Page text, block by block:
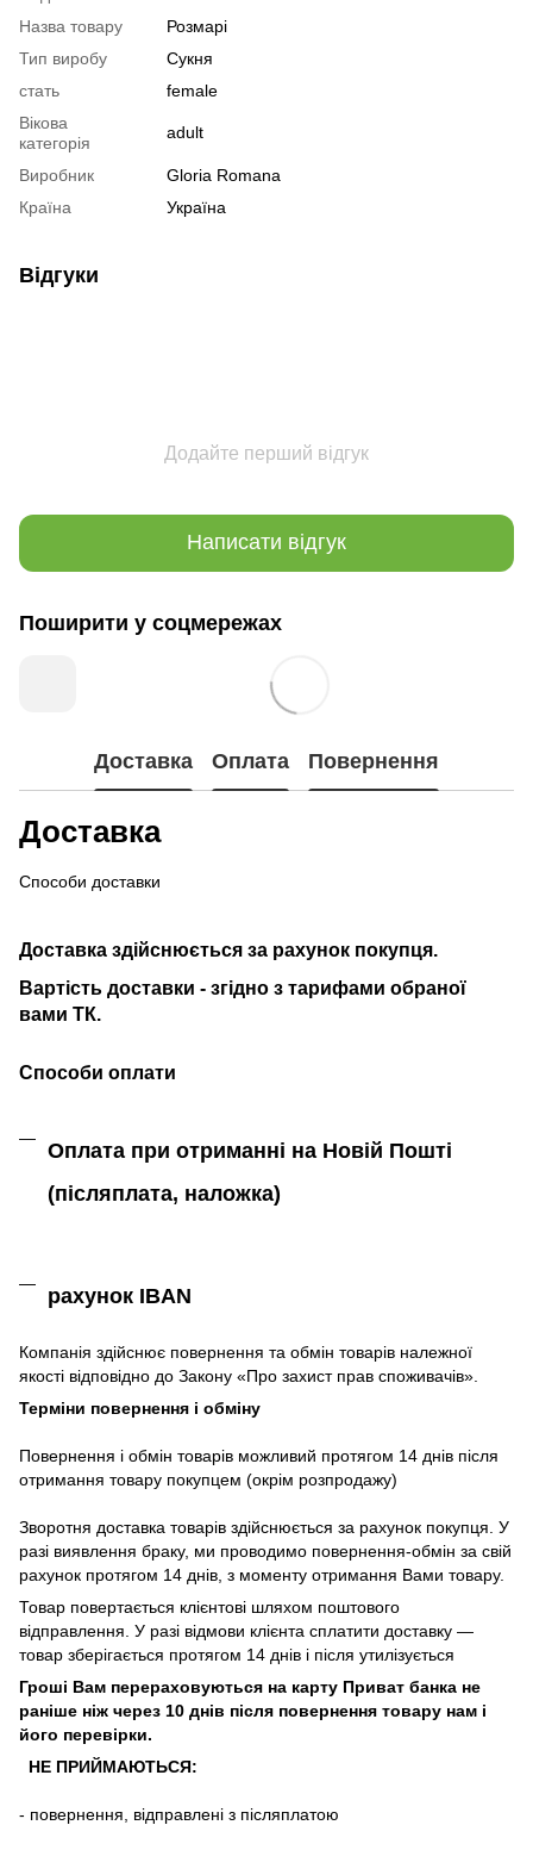
Назва товару
Розмарі
Тип виробу
Сукня
стать
female
Вікова
категорія
adult
Виробник
Gloria Romana
Країна
Україна
Відгуки
Додайте перший відгук
Написати відгук
Поширити у соцмережах
Доставка Оплата Повернення
Доставка
Способи доставки
Доставка здійснюється за рахунок покупця.
Вартість доставки - згідно з тарифами обраної
вами ТК.
Способи оплати
Оплата при отриманні на Новій Пошті
(післяплата, наложка)
рахунок IBAN
Компанія здійснює повернення та обмін товарів належної
якості відповідно до Закону «Про захист прав споживачів»
Терміни повернення і обміну
Повернення і обмін товарів можливий протягом 14 днів після
отримання товару покупцем (окрім розпродажу)
Зворотня доставка товарів здійснюється за рахунок покупця У
разі виявлення браку, ми проводимо повернення-обмін за свій
рахунок протягом 14 днів з моменту отримання Вами товару.
Товар повертається клієнтові шляхом поштового
відправлення. У разі відмови клієнта сплатити доставку ―
товар зберігається протягом 14 днів і після утилізується
Гроші Вам перераховуються на карту Приват банка не
раніше ніж через 10 днів після повернення товару нам і
його перевірки.
НЕ ПРИЙМАЮТЬСЯ:
- повернення відправлені з післяплатою